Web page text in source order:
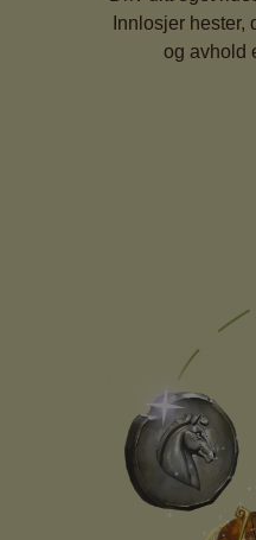
Innlosjer hester,
og avhold